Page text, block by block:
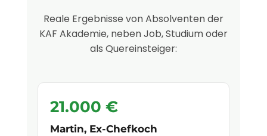
Reale Ergebnisse von Absolventen der
KAF Akademie, neben Job, Studium oder
als Quereinsteiger:
21.000 €
Martin, Ex-Chefkoch